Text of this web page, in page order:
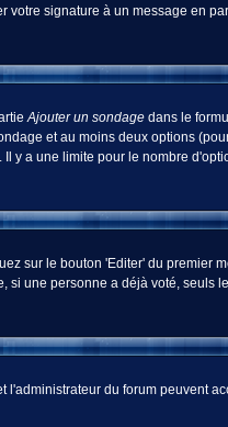
votre signature à un message en
Ajouter un sondagedans le
et au moins deux options
y a une limite pour le nombre
sur le bouton 'Editer' du premier
si une personne a déjà voté, seuls
du forum peuvent